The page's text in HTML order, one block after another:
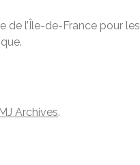
l’Île-de-France pour les
Archives.